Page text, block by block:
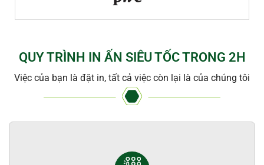
QUY TRÌNH IN ẤN SIÊU TỐC TRONG 2H
Việc của bạn là đặt in, tất cả việc còn lại là của chúng tôi